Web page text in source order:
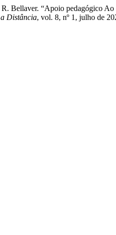
Bellaver. “Apoio pedagógico
Distância, vol. 8, nº 1, julho de